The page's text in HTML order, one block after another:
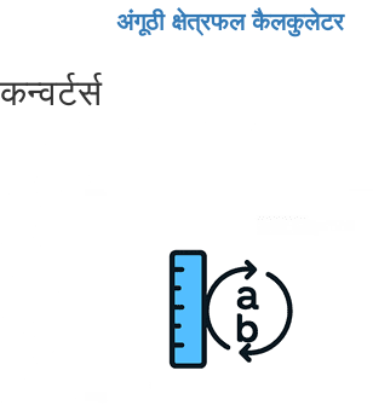
अंगूठी क्षेत्रफल कैलकुलेटर
कन्वर्टर्स